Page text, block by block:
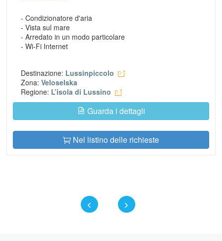
- Condizionatore d'aria
- Vista sul mare
- Arredato in un modo particolare
- Wi-Fi Internet
Destinazione: Lussinpiccolo
Zona: Veloselska
Regione: L’isola di Lussino
Guarda i dettagli
Nel listino delle richieste